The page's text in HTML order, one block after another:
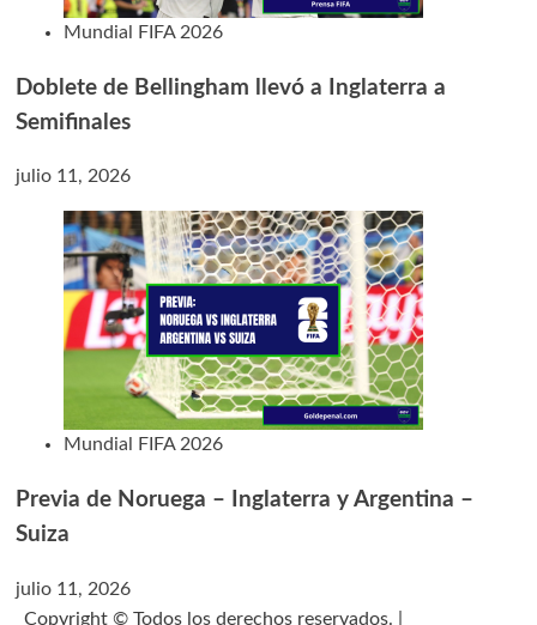
Mundial FIFA 2026
Doblete de Bellingham llevó a Inglaterra a
Semifinales
julio 11, 2026
Mundial FIFA 2026
Previa de Noruega – Inglaterra y Argentina –
Suiza
julio 11, 2026
Copyright © Todos los derechos reservados. |